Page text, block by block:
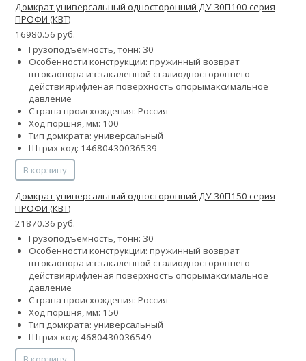
Домкрат универсальный односторонний ДУ-30П100 серия
ПРОФИ (КВТ)
16980.56 руб.
Грузоподъемность, тонн: 30
Особенности конструкции: пружинный возврат
штокаопора из закаленной сталиодностороннего
действиярифленая поверхность опорымаксимальное
давление
Страна происхождения: Россия
Ход поршня, мм: 100
Тип домкрата: универсальный
Штрих-код: 14680430036539
В корзину
Домкрат универсальный односторонний ДУ-30П150 серия
ПРОФИ (КВТ)
21870.36 руб.
Грузоподъемность, тонн: 30
Особенности конструкции: пружинный возврат
штокаопора из закаленной сталиодностороннего
действиярифленая поверхность опорымаксимальное
давление
Страна происхождения: Россия
Ход поршня, мм: 150
Тип домкрата: универсальный
Штрих-код: 4680430036549